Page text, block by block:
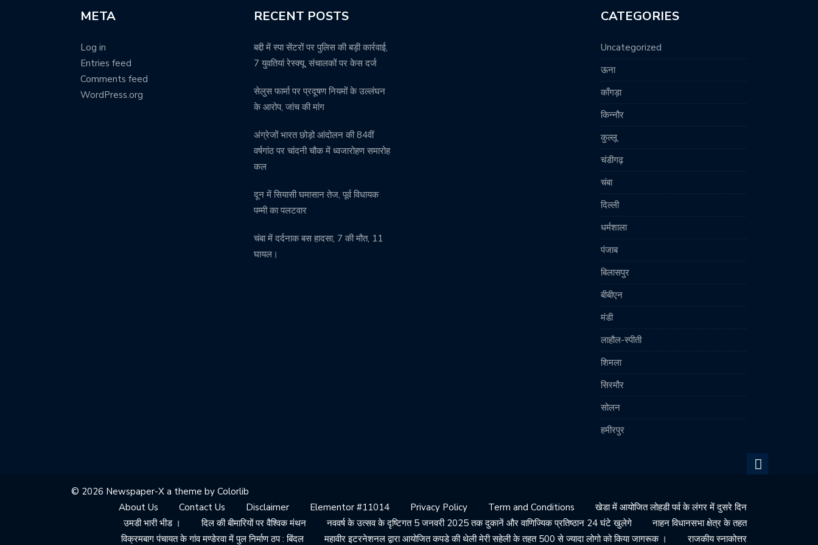
META
Log in
Entries feed
Comments feed
WordPress.org
RECENT POSTS
बद्दी में स्पा सेंटरों पर पुलिस की बड़ी कार्रवाई,
7 युवतियां रेस्क्यू, संचालकों पर केस दर्ज
सेलुस फार्मा पर प्रदूषण नियमों के उल्लंघन
के आरोप, जांच की मांग
अंग्रेजों भारत छोड़ो आंदोलन की 84वीं
वर्षगांठ पर चांदनी चौक में ध्वजारोहण समारोह
कल
दून में सियासी घमासान तेज, पूर्व विधायक
पम्मी का पलटवार
चंबा में दर्दनाक बस हादसा, 7 की मौत, 11
घायल।
CATEGORIES
Uncategorized
ऊना
काँगड़ा
किन्नौर
कुल्लू
चंडीगढ़
चंबा
दिल्ली
धर्मशाला
पंजाब
बिलासपुर
बीबीएन
मंडी
लाहौल-स्पीती
शिमला
सिरमौर
सोलन
हमीरपुर
© 2026 Newspaper-X a theme by Colorlib
About Us
Contact Us Disclaimer Elementor #11014 Privacy Policy Term and Conditions
खेडा में आयोजित लोहडी पर्व के लंगर में दुसरे दिन
उमडी भारी भीड ।
दिल की बीमारियों पर वैश्विक मंथन नववर्ष के उत्सव के दृष्टिगत 5 जनवरी 2025 तक दुकानें और वाणिज्यिक प्रतिष्ठान 24 घंटे खुलेगे
नाहन विधानसभा क्षेत्र के तहत
विक्रमबाग पंचायत के गांव मण्डेरवा में पुल निर्माण ठप : बिंदल
महावीर इटरनेशनल द्वारा आयोजित कपडे की थेली मेरी सहेली के तहत 500 से ज्यादा लोगो को किया जागरूक । राजकीय स्नाकोत्तर